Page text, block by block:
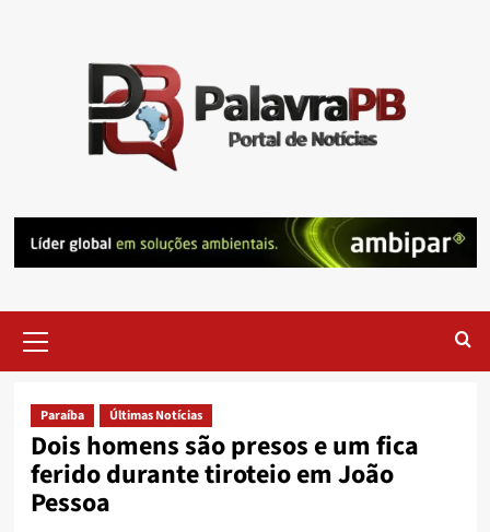
Menu
Paraíba Últimas Notícias
Dois homens são presos e um fica
ferido durante tiroteio em João
Pessoa